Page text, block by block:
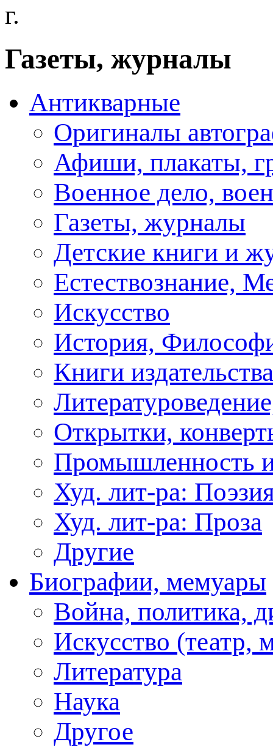
г.
Газеты, журналы
Антикварные
Оригиналы
Афиши, плакаты,
Военное дело,
Газеты, журналы
Детские книги и
Естествознание,
Искусство
История,
Книги
Открытки,
Промышленность
Худ. лит-ра:
Худ. лит-ра: Проза
Другие
Биографии, мемуары
Война, политика,
Искусство (театр,
Литература
Наука
Другое